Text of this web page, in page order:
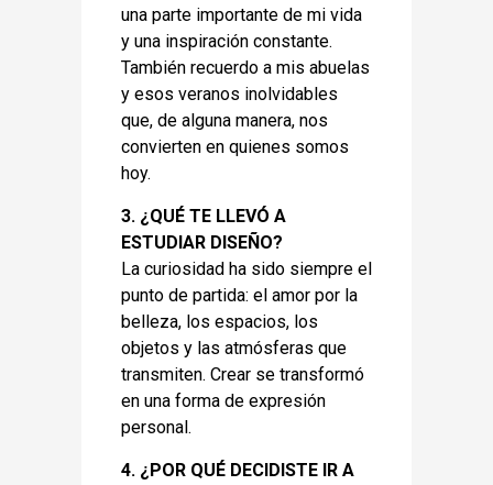
una parte importante de mi vida
y una inspiración constante.
También recuerdo a mis abuelas
y esos veranos inolvidables
que, de alguna manera, nos
convierten en quienes somos
hoy.
3. ¿QUÉ TE LLEVÓ A
ESTUDIAR DISEÑO?
La curiosidad ha sido siempre el
punto de partida: el amor por la
belleza, los espacios, los
objetos y las atmósferas que
transmiten. Crear se transformó
en una forma de expresión
personal.
4. ¿POR QUÉ DECIDISTE IR A